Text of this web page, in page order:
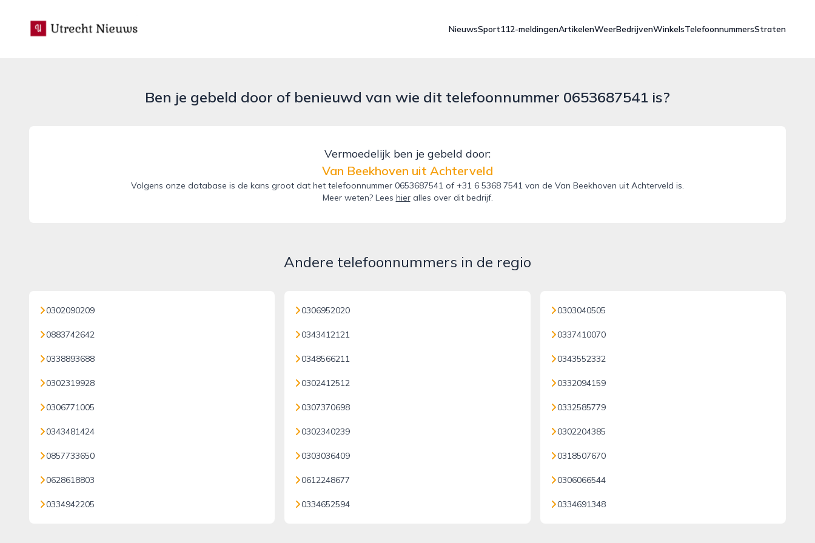
utrecht-nieuws.nl
NieuwsSport112-meldingenArtikelenWeerBedrijvenWinkelsTelefoonnummersStraten
Ben je gebeld door of benieuwd van wie dit telefoonnummer 0653687541 is?
Vermoedelijk ben je gebeld door:
Van Beekhoven uit Achterveld
Volgens onze database is de kans groot dat het telefoonnummer 0653687541 of +31 6 5368 7541 van de Van Beekhoven uit Achterveld is.
Meer weten? Lees hieralles over dit bedrijf.
Andere telefoonnummers in de regio
0302090209
0883742642
0338893688
0302319928
0306771005
0343481424
0857733650
0628618803
0334942205
0306952020
0343412121
0348566211
0302412512
0307370698
0302340239
0303036409
0612248677
0334652594
0303040505
0337410070
0343552332
0332094159
0332585779
0302204385
0318507670
0306066544
0334691348